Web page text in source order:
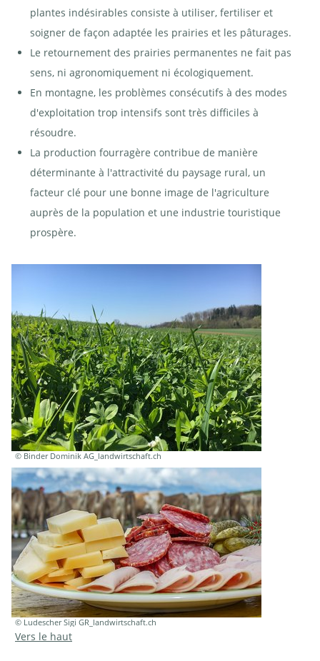
plantes indésirables consiste à utiliser, fertiliser et
soigner de façon adaptée les prairies et les pâturages.
Le retournement des prairies permanentes ne fait pas
sens, ni agronomiquement ni écologiquement.
En montagne, les problèmes consécutifs à des modes
d'exploitation trop intensifs sont très difficiles à
résoudre.
La production fourragère contribue de manière
déterminante à l'attractivité du paysage rural, un
facteur clé pour une bonne image de l'agriculture
auprès de la population et une industrie touristique
prospère.
© Binder Dominik AG_landwirtschaft.ch
© Ludescher Sigi GR_landwirtschaft.ch
Vers le haut